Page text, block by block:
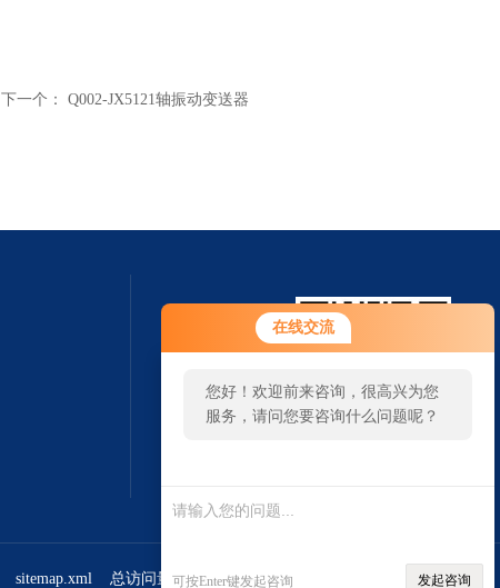
在线交流
您好！欢迎前来咨询，很高兴为您
服务，请问您要咨询什么问题呢？
您好，看您停留很久了，是否找到
了需求产品，您可以直接在线与我
可按Enter键发起咨询 发起咨询
下一个： Q002-JX5121轴振动变送器
sitemap.xml 总访问量：381638管理登陆